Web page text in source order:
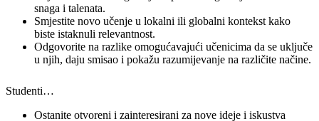
snaga i talenata.
Smjestite novo učenje u lokalni ili globalni kontekst kako
biste istaknuli relevantnost.
Odgovorite na razlike omogućavajući učenicima da se uključe
u njih, daju smisao i pokažu razumijevanje na različite načine.
Studenti…
Ostanite otvoreni i zainteresirani za nove ideje i iskustva